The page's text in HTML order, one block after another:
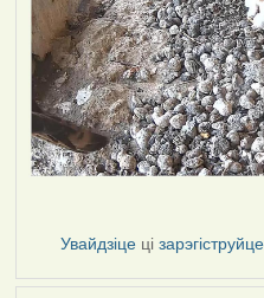
Увайдзіце ці